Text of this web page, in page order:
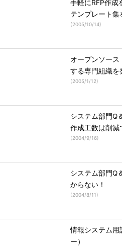
手軽にRFP作成
テンプレート集
(2005/10/14)
オープンソース
する専門組織を
(2005/1/12)
システム部門Q
作成工数は削減
(2004/9/16)
システム部門Q
からない！
(2004/8/11)
情報システム用
ー）